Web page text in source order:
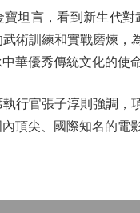
言，看到新生代對
術訓練和實戰磨煉，
華優秀傳統文化的使命
官張子淳則強調，項
頂尖、國際知名的電